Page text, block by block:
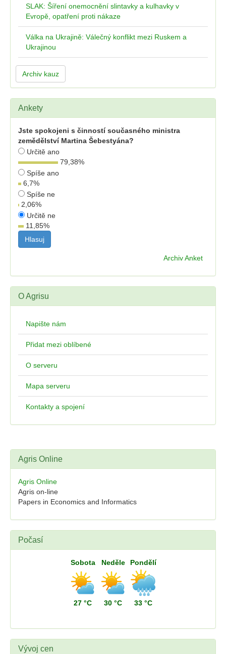
SLAK: Šíření onemocnění slintavky a kulhavky v
Evropě, opatření proti nákaze
Válka na Ukrajině: Válečný konflikt mezi Ruskem a
Ukrajinou
Archiv kauz
Ankety
Jste spokojeni s činností současného ministra
zemědělství Martina Šebestyána?
Určitě ano
79,38%
Spíše ano
6,7%
Spíše ne
2,06%
Určitě ne
11,85%
Archiv Anket
O Agrisu
Napište nám
Přidat mezi oblíbené
O serveru
Mapa serveru
Kontakty a spojení
Agris Online
Agris Online
Agris on-line
Papers in Economics and Informatics
Počasí
Sobota
27 °C
Neděle
30 °C
Pondělí
33 °C
Vývoj cen